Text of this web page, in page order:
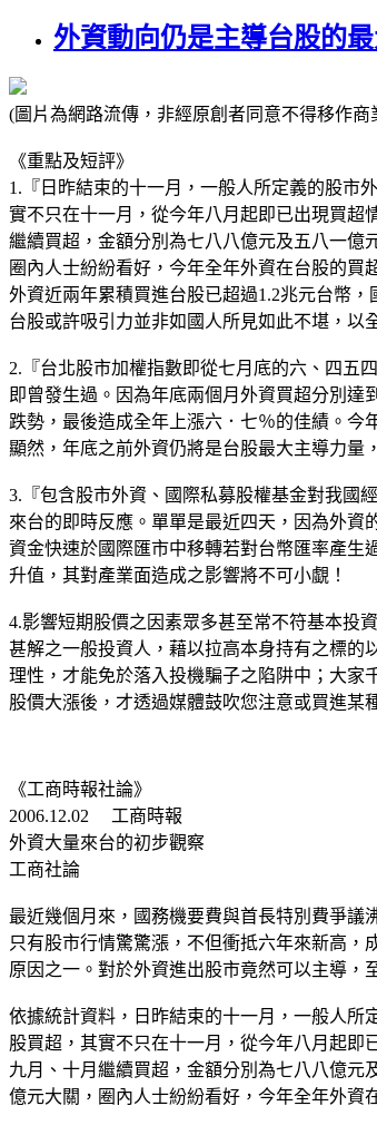
外資動向仍是主導台股的最
(圖片為網路流傳，非經原創者同意不得移作商
《重點及短評》
1.『日昨結束的十一月，一般人所定義的股市
實不只在十一月，從今年八月起即已出現買超
繼續買超，金額分別為七八八億元及五八一億
圈內人士紛紛看好，今年全年外資在台股的買
外資近兩年累積買進台股已超過1.2兆元台幣
台股或許吸引力並非如國人所見如此不堪，以
2.『台北股市加權指數即從七月底的六、四五
即曾發生過。因為年底兩個月外資買超分別
跌勢，最後造成全年上漲六．七％的佳績。今
顯然，年底之前外資仍將是台股最大主導力量
3.『包含股市外資、國際私募股權基金對我國
來台的即時反應。單單是最近四天，因為外資
資金快速於國際匯市中移轉若對台幣匯率產生
升值，其對產業面造成之影響將不可小覷！
4.影響短期股價之因素眾多甚至常不符基本投
甚解之一般投資人，藉以拉高本身持有之標的
理性，才能免於落入投機騙子之陷阱中；大家
股價大漲後，才透過媒體鼓吹您注意或買進某
《工商時報社論》
2006.12.02 工商時報
外資大量來台的初步觀察
工商社論
最近幾個月來，國務機要費與首長特別費爭議
只有股市行情驚驚漲，不但衝抵六年來新高
原因之一。對於外資進出股市竟然可以主導，
依據統計資料，日昨結束的十一月，一般人所
股買超，其實不只在十一月，從今年八月起即
九月、十月繼續買超，金額分別為七八八億
億元大關，圈內人士紛紛看好，今年全年外資